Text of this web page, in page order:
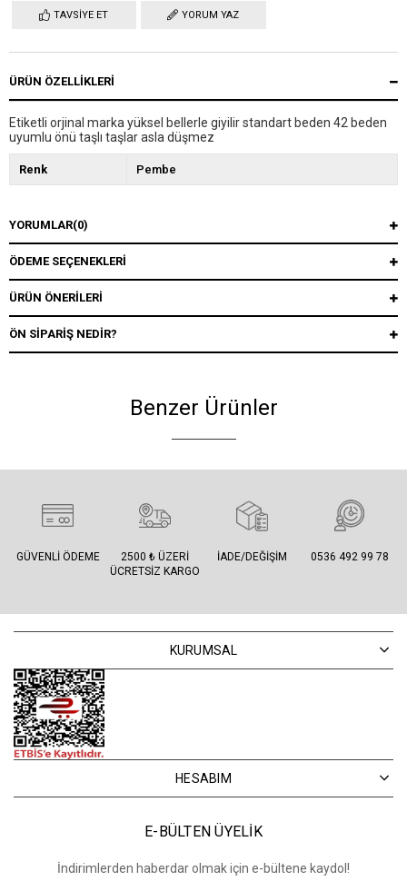
TAVSIYE ET YORUM YAZ
ÜRÜN ÖZELLIKLERI
Etiketli orjinal marka yüksel bellerle giyilir standart beden 42 beden
uyumlu önü taşlı taşlar asla düşmez
Renk Pembe
YORUMLAR(0)
ÖDEME SEÇENEKLERI
ÜRÜN ÖNERILERI
ÖN SIPARIŞ NEDIR?
Benzer Ürünler
GÜVENLI ÖDEME
2500 ₺ ÜZERI
ÜCRETSIZ KARGO
İADE/DEĞIŞIM 0536 492 99 78
KURUMSAL
HESABIM
E-BÜLTEN ÜYELİK
İndirimlerden haberdar olmak için e-bültene kaydol!